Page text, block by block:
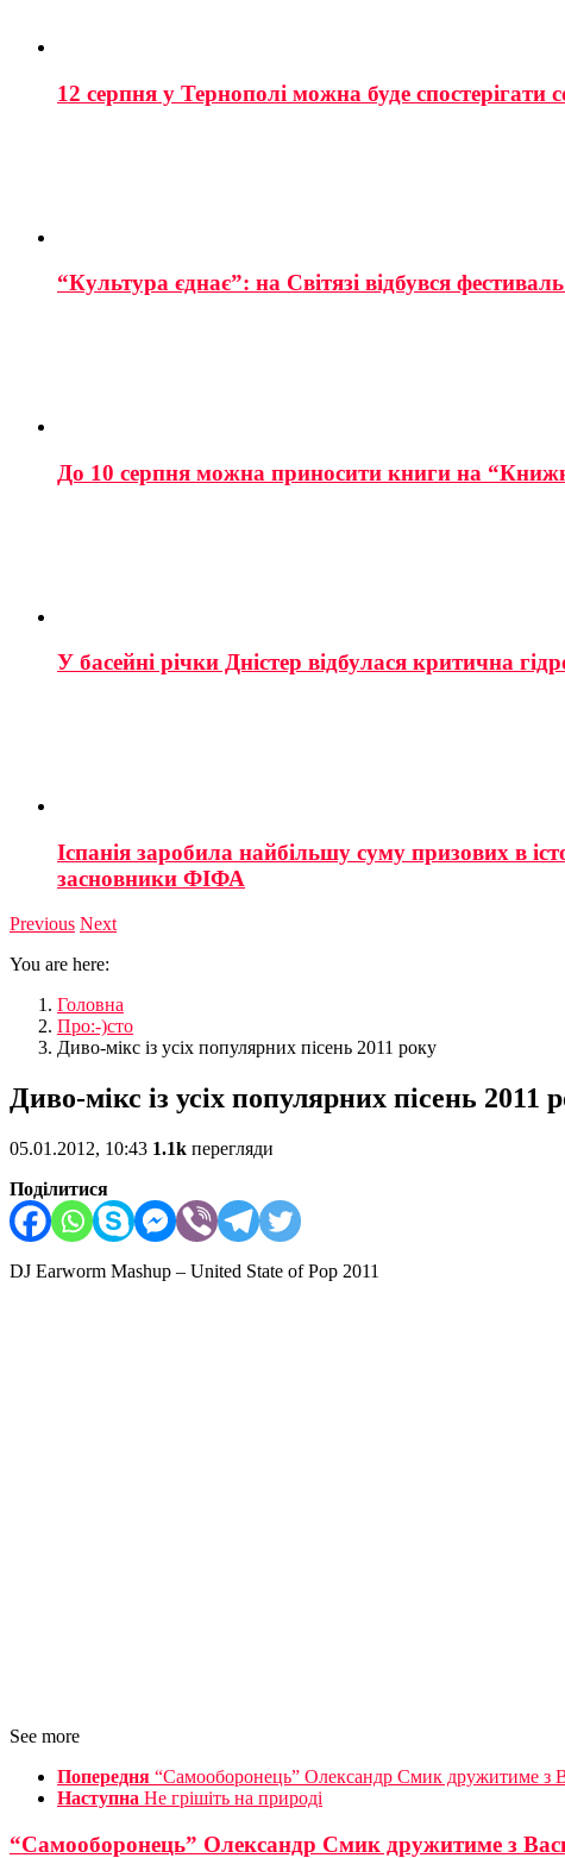
12 серпня у Тернополі можна буде спостерігати
“Культура єднає”: на Світязі відбувся
До 10 серпня можна приносити книги на
У басейні річки Дністер відбулася критична
Іспанія заробила найбільшу суму призових в
засновники ФІФА
Previous Next
You are here:
Головна
Про:-)сто
Диво-мікс із усіх популярних пісень 2011 року
Диво-мікс із усіх популярних пісень 2011
05.01.2012, 10:43 1.1k перегляди
Поділитися
DJ Earworm Mashup – United State of Pop 2011
See more
Попередня “Самооборонець” Олександр Смик дружитиме з
Наступна Не грішіть на природі
“Самооборонець” Олександр Смик дружитиме з